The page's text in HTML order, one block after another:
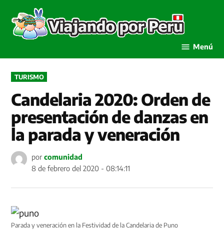
contenido
por
Menú
PUBLICADO
EN
TURISMO
Candelaria 2020: Orden de
presentación de danzas en
la parada y veneración
por comunidad
8 de febrero del 2020 - 08:14:11
Parada y veneración en la Festividad de la Candelaria de Puno